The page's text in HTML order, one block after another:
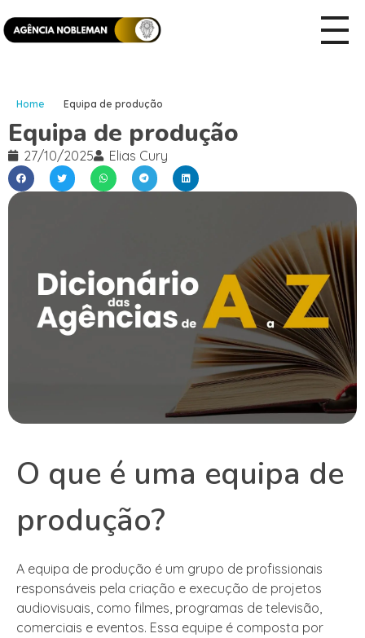
Home Equipa de produção
Equipa de produção
27/10/2025 Elias Cury
O que é uma equipa de
produção?
A equipa de produção é um grupo de profissionais
responsáveis pela criação e execução de projetos
audiovisuais, como filmes, programas de televisão,
comerciais e eventos. Essa equipe é composta por